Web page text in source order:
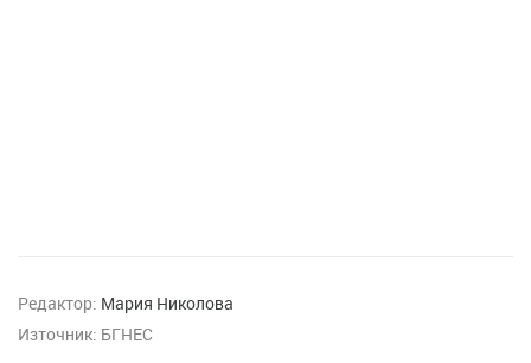
Редактор: Мария Николова
Източник: БГНЕС